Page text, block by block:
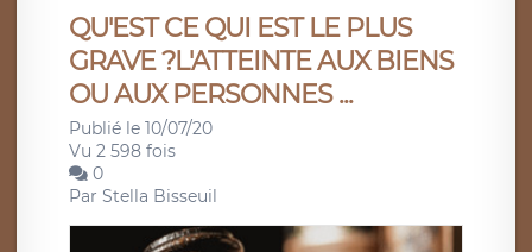
QU'EST CE QUI EST LE PLUS
GRAVE ?L'ATTEINTE AUX BIENS
OU AUX PERSONNES ...
Publié le 10/07/20
Vu 2 598 fois
0
Par Stella Bisseuil